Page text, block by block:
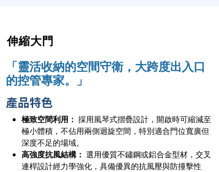
伸縮大門
「靈活收納的空間守衛，大跨度出入口
的控管專家。」
產品特色
極致空間利用： 採用風琴式摺疊設計，開啟時可縮減至
極小體積，不佔用兩側迴旋空間，特別適合門位寬廣但
深度不足的場域。
高強度抗風結構： 選用優質不鏽鋼或鋁合金型材，交叉
連桿設計經力學強化，具備優異的抗風壓與防撞擊性